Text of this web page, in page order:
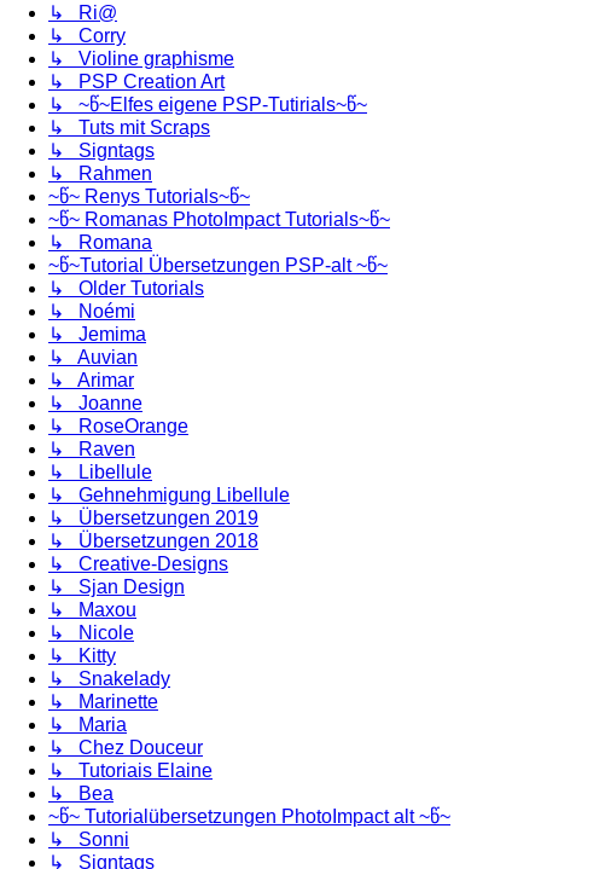
↳ Ri@
↳ Corry
↳ Violine graphisme
↳ PSP Creation Art
↳ ~წ~Elfes eigene PSP-Tutirials~წ~
↳ Tuts mit Scraps
↳ Signtags
↳ Rahmen
~წ~ Renys Tutorials~წ~
~წ~ Romanas PhotoImpact Tutorials~წ~
↳ Romana
~წ~Tutorial Übersetzungen PSP-alt ~წ~
↳ Older Tutorials
↳ Noémi
↳ Jemima
↳ Auvian
↳ Arimar
↳ Joanne
↳ RoseOrange
↳ Raven
↳ Libellule
↳ Gehnehmigung Libellule
↳ Übersetzungen 2019
↳ Übersetzungen 2018
↳ Creative-Designs
↳ Sjan Design
↳ Maxou
↳ Nicole
↳ Kitty
↳ Snakelady
↳ Marinette
↳ Maria
↳ Chez Douceur
↳ Tutoriais Elaine
↳ Bea
~წ~ Tutorialübersetzungen PhotoImpact alt ~წ~
↳ Sonni
↳ Signtags